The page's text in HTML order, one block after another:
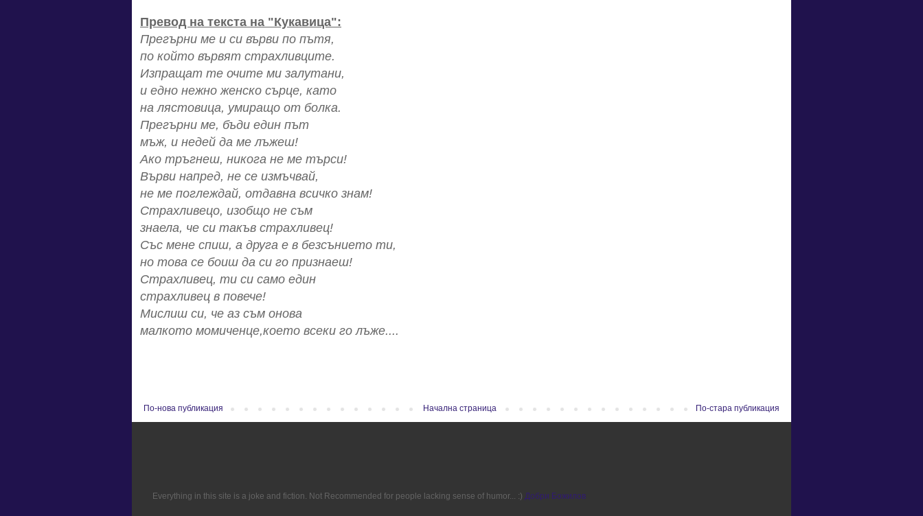
Превод на текста на "Кукавица":
Прегърни ме и си върви по пътя,
по който вървят страхливците.
Изпращат те очите ми залутани,
и едно нежно женско сърце, като
на лястовица, умиращо от болка.
Прегърни ме, бъди един път
мъж, и недей да ме лъжеш!
Ако тръгнеш, никога не ме търси!
Върви напред, не се измъчвай,
не ме поглеждай, отдавна всичко знам!
Страхливецо, изобщо не съм
знаела, че си такъв страхливец!
Със мене спиш, а друга е в безсънието ти,
но това се боиш да си го признаеш!
Страхливец, ти си само един
страхливец в повече!
Мислиш си, че аз съм онова
малкото момиченце,което всеки го лъже....
По-нова публикация По-стара публикация
Начална страница
Everything in this site is a joke and fiction. Not Recommended for people lacking sense of humor... :) Добри Божилов